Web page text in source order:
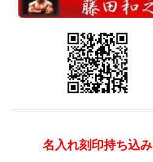
名入れ刻印持ち込み